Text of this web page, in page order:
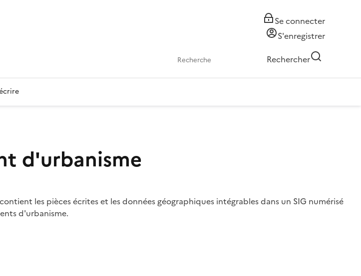
Se connecter
S'enregistrer
Rechercher
d'urbanisme
les pièces écrites et les données géographiques intégrables dans un SIG numérisé
d'urbanisme.